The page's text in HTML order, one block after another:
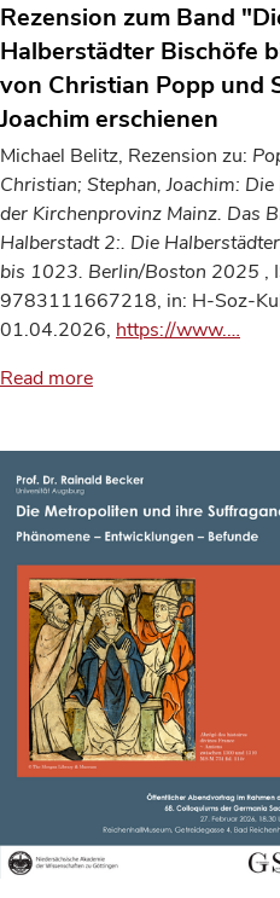
Rezension zum Band
Halberstädter Bischöfe
von Christian Popp und
Joachim erschienen
Michael Belitz, Rezension zu:
Christian; Stephan, Joachim:
der Kirchenprovinz Mainz. Das
Halberstadt 2:. Die
bis 1023. Berlin/Boston 2025 ,
9783111667218, in: H-Soz-
01.04.2026, https://www.…
Read more